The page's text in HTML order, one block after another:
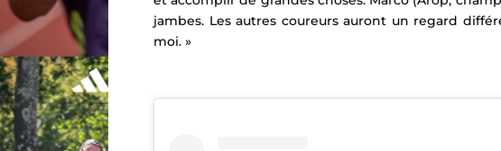
jambes. Les autres coureurs auront un regard
moi. »